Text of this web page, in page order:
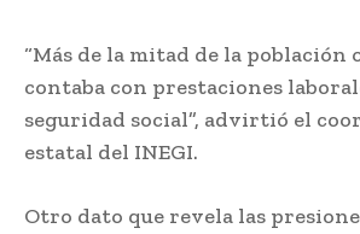
“Más de la mitad de la población
contaba con prestaciones
seguridad social”, advirtió el
estatal del INEGI.
Otro dato que revela las